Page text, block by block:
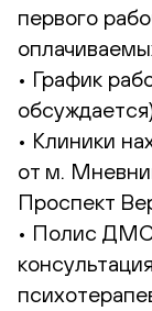
первого
• График
• Клиники
от м.
Проспект
• Полис ДМС